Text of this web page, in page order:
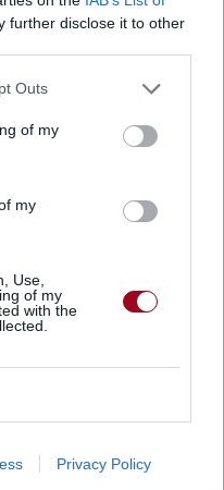
further disclose it to other
Outs
of my
my
Use,
of my
with the
Privacy Policy